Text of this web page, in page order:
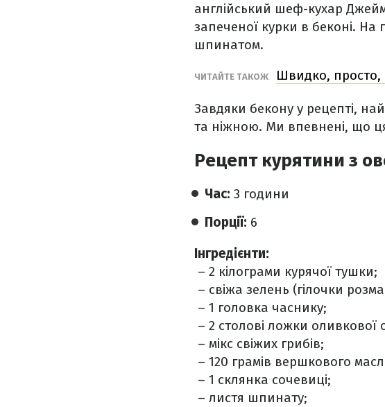
англійський шеф-кухар
запеченої курки в беконі.
шпинатом.
ЧИТАЙТЕ ТАКОЖ Швидко, просто,
Завдяки бекону у рецепті,
та ніжною. Ми впевнені, що
Рецепт курятини з
Час: 3 години
Порції: 6
Інгредієнти:
– 2 кілограми курячої тушки;
– свіжа зелень (гілочки
– 1 головка часнику;
– 2 столові ложки оливкової
– мікс свіжих грибів;
– 120 грамів вершкового
– 1 склянка сочевиці;
– листя шпинату;